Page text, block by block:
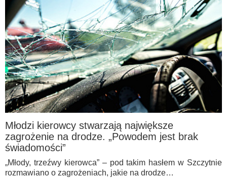
Młodzi kierowcy stwarzają największe
zagrożenie na drodze. „Powodem jest brak
świadomości”
„Młody, trzeźwy kierowca” – pod takim hasłem w Szczytnie
rozmawiano o zagrożeniach, jakie na drodze…